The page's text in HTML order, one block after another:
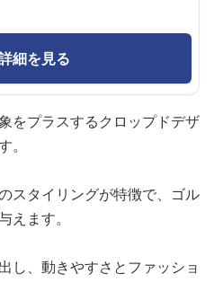
細を見る
をプラスするクロップドデザ
。
スタイリングが特徴で、ゴル
えます。
し、動きやすさとファッショ